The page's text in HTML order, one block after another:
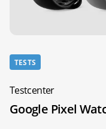
TESTS
Testcenter
Google Pixel